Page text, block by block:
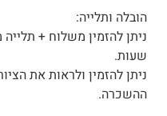
הובלה ותלייה:
שעות.
ניתן להזמין ולראות את
ההשכרה.